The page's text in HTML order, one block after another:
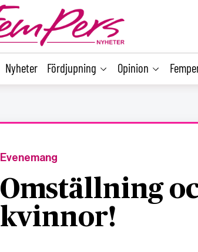
Nyheter Fördjupning Opinion
Evenemang
Omställning
kvinnor!